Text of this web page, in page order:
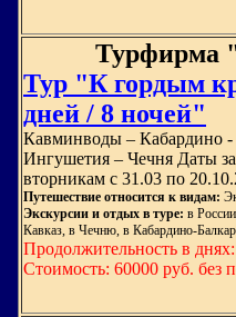
Турфирма
Тур "К гордым
дней / 8 ночей"
Кавминводы – Кабардино -
Ингушетия – Чечня Даты
вторникам с 31.03 по
Путешествие относится к видам:
Экскурсии и отдых в туре: в
Кавказ, в Чечню, в Кабардино-
Продолжительность в
Стоимость: 60000 руб. без